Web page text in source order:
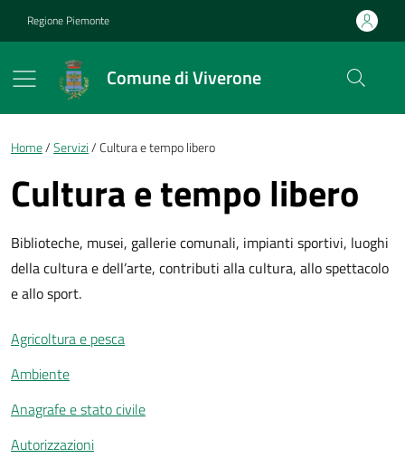
Regione Piemonte
Comune di Viverone
Briciole di pane
Home Servizi Cultura e tempo libero
Cultura e tempo libero
Biblioteche, musei, gallerie comunali, impianti sportivi, luoghi
della cultura e dell’arte, contributi alla cultura, allo spettacolo
e allo sport.
Agricoltura e pesca
Ambiente
Anagrafe e stato civile
Autorizzazioni